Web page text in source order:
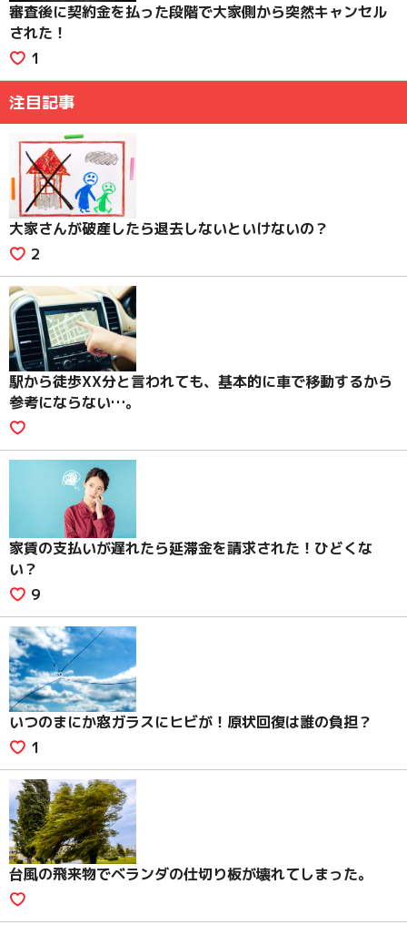
審査後に契約金を払った段階で大家側から突然キャンセル
された！
1
注目記事
大家さんが破産したら退去しないといけないの？
2
駅から徒歩XX分と言われても、基本的に車で移動するから
参考にならない…。
家賃の支払いが遅れたら延滞金を請求された！ひどくな
い？
9
いつのまにか窓ガラスにヒビが！原状回復は誰の負担？
1
台風の飛来物でベランダの仕切り板が壊れてしまった。